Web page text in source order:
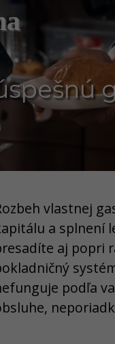
vlastnej
a splnení
aj popri
podľa